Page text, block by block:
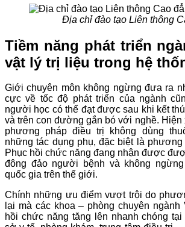
Địa chỉ đào tạo Liên thông
Tiềm năng phát triển
vật lý trị liệu trong hệ
Giới chuyên môn không ngừng đưa ra
cực về tốc độ phát triển của ngành
người học có thể đạt được sau khi kết
và trên con đường gắn bó với nghề. Hiện
phương pháp điều trị không dùng
những tác dụng phụ, đặc biệt là
Phục hồi chức năng đang nhận được
đông đảo người bệnh và không
quốc gia trên thế giới.
Chính những ưu điểm vượt trội do
lại mà các khoa – phòng chuyên
hồi chức năng tăng lên nhanh chóng